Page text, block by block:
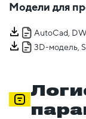
Модели для
AutoCad,
3D-модель,